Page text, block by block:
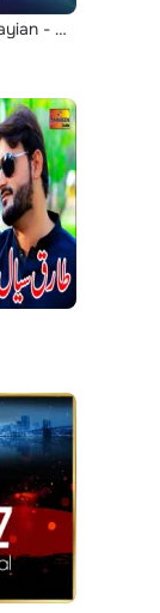
Thaki Thayian Thayian - Single